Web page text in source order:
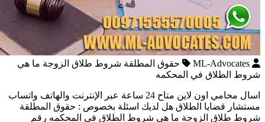
ML-Advocates
حقوق المطلقة شروط طلاق الزوجة ما هي
شروط الطلاق في المحكمه
اسال محامي اون لاين متاح 24 ساعة عبر الإنترنت والهاتف واتساب
مستشار قضايا الطلاق هل لديك اسئلة بخصوص : حقوق المطلقة
شروط طلاق الزوجة ما هي شروط الطلاق في المحكمه رقم